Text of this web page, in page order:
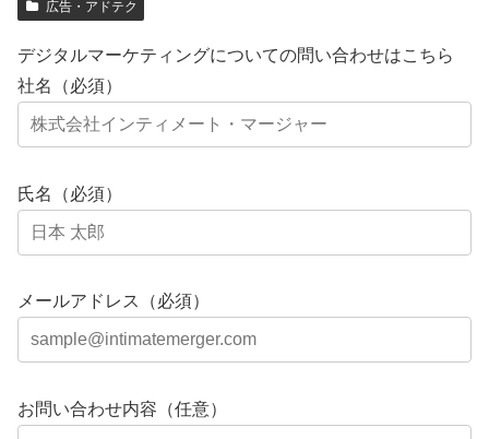
広告・アドテク
デジタルマーケティングについての問い合わせはこちら
社名（必須）
氏名（必須）
メールアドレス（必須）
お問い合わせ内容（任意）